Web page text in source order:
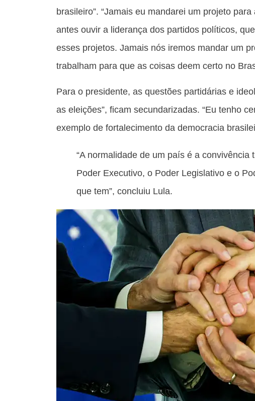
brasileiro”. “Jamais eu mandarei um projeto
antes ouvir a liderança dos partidos políticos,
esses projetos. Jamais nós iremos mandar um
trabalham para que as coisas deem certo no
Para o presidente, as questões partidárias e
as eleições”, ficam secundarizadas. “Eu tenho
exemplo de fortalecimento da democracia
“A normalidade de um país é a
Poder Executivo, o Poder Legislativo e o
que tem”, concluiu Lula.